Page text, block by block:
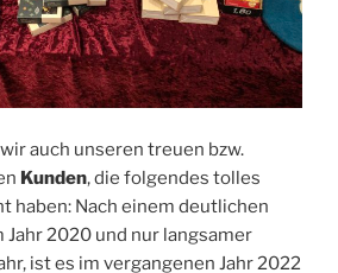
auch unseren treuen bzw.
Kunden, die folgendes tolles
haben: Nach einem deutlichen
Jahr 2020 und nur langsamer
ist es im vergangenen Jahr 2022